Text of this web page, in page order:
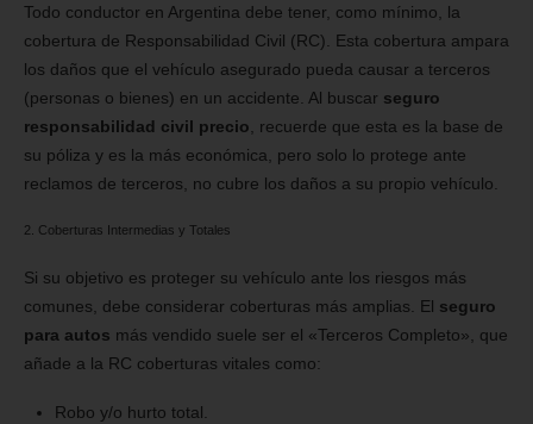
Todo conductor en Argentina debe tener, como mínimo, la
cobertura de Responsabilidad Civil (RC). Esta cobertura ampara
los daños que el vehículo asegurado pueda causar a terceros
(personas o bienes) en un accidente. Al buscar seguro
responsabilidad civil precio , recuerde que esta es la base de
su póliza y es la más económica, pero solo lo protege ante
reclamos de terceros, no cubre los daños a su propio vehículo.
2. Coberturas Intermedias y Totales
Si su objetivo es proteger su vehículo ante los riesgos más
comunes, debe considerar coberturas más amplias. El seguro
para autos más vendido suele ser el «Terceros Completo», que
añade a la RC coberturas vitales como:
Robo y/o hurto total.